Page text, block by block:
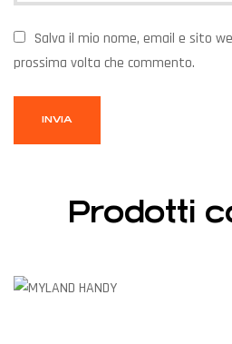
Salva il mio nome, email e sito
prossima volta che commento.
Prodotti